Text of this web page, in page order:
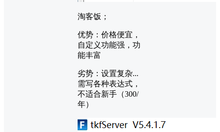
淘客饭；
优势：价格便宜，
自定义功能强，功
能丰富
劣势：设置复杂...
需写各种表达式，
不适合新手（300/
年）